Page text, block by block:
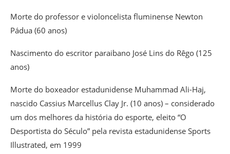
Morte do professor e violoncelista fluminense Newton
Pádua (60 anos)
Nascimento do escritor paraibano José Lins do Rêgo (125
anos)
Morte do boxeador estadunidense Muhammad Ali-Haj,
nascido Cassius Marcellus Clay Jr. (10 anos) – considerado
um dos melhores da história do esporte, eleito “O
Desportista do Século” pela revista estadunidense Sports
Illustrated, em 1999